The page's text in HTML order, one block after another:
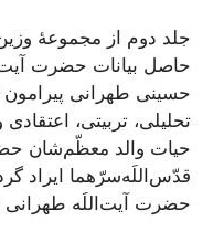
جلد دوم از مجموعۀ
حاصل بیانات حضرت
حسینی طهرانی پیرامون
تحلیلی، تربیتی،
حیات والد معظّم‌شان
قدّس‌اللَه‌سرّهما ایراد
حضرت آیت‌اللَه طهرانی